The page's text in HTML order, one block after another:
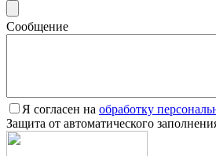
Сообщение
Я согласен на обработку
Защита от автоматического